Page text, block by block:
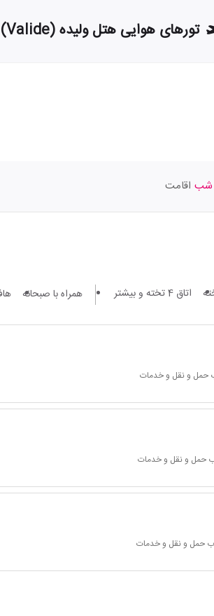
تورهای هوایی هتل ولیده (Valide) از اصفهان به استانبول
اقامت
اتاق 4 تخته و بیشتر همراه با صبحانه
حمل و نقل و خدمات
حمل و نقل و خدمات
حمل و نقل و خدمات